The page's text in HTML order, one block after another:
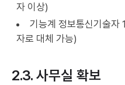
자 이상)
기능계 정보통신기술자
자로 대체 가능)
2.3. 사무실 확보